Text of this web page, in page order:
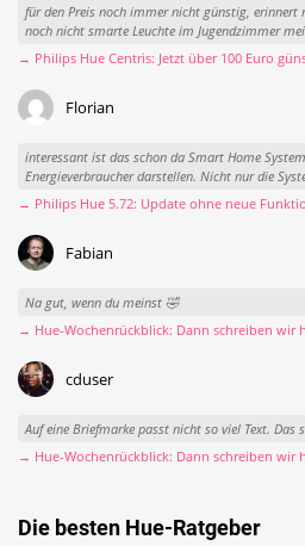
für den Preis noch immer nicht günstig, erinnert
noch nicht smarte Leuchte im Jugendzimmer
→ Philips Hue Centris: Jetzt über 100 Euro
Florian
interessant ist das schon da Smart Home
Energieverbraucher darstellen. Nicht nur die
→ Philips Hue 5.72: Update ohne neue
Fabian
Na gut, wenn du meinst 🤣
→ Hue-Wochenrückblick: Dann schreiben wir
cduser
Auf eine Briefmarke passt nicht so viel Text. Das
→ Hue-Wochenrückblick: Dann schreiben wir
Die besten Hue-Ratgeber